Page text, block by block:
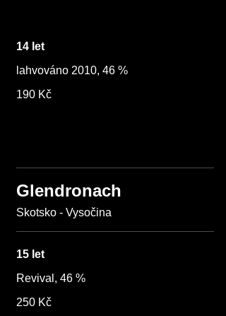
14 let
lahvováno 2010, 46 %
190 Kč
Glendronach
Skotsko - Vysočina
15 let
Revival, 46 %
250 Kč